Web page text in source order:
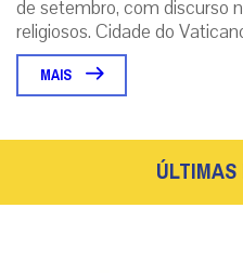
de setembro, com discurso
religiosos. Cidade do
MAIS